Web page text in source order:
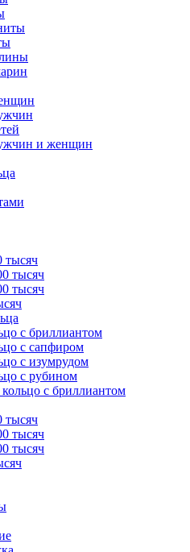
и женщин
тысяч
тысяч
тысяч
с бриллиантом
с сапфиром
с изумрудом
с рубином
с бриллиантом
тысяч
тысяч
тысяч